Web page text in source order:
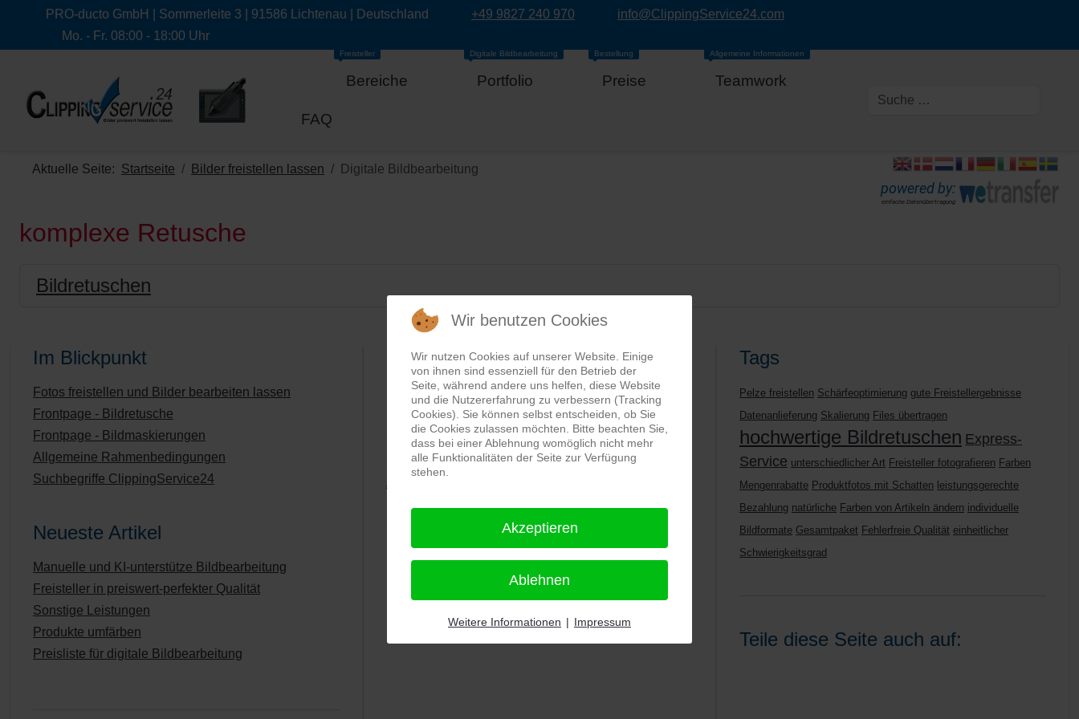
PRO-ducto GmbH | Sommerleite 3 | 91586 Lichtenau | Deutschland +49 9827 240 970
info@ClippingService24.com
Mo. - Fr. 08:00 - 18:00 Uhr
Bereiche
Freisteller
Portfolio
Digitale Bildbearbeitung
Preise
Bestellung
Teamwork
Allgemeine Informationen
FAQ
Aktuelle Seite: Startseite Bilder freistellen lassen Digitale Bildbearbeitung
powered by:
einfache Datenübertragung
komplexe Retusche
Bildretuschen
Im Blickpunkt
Fotos freistellen und Bilder bearbeiten lassen
Frontpage - Bildretusche
Frontpage - Bildmaskierungen
Allgemeine Rahmenbedingungen
Suchbegriffe ClippingService24
Neueste Artikel
Manuelle und KI-unterstütze Bildbearbeitung
Freisteller in preiswert-perfekter Qualität
Sonstige Leistungen
Produkte umfärben
Preisliste für digitale Bildbearbeitung
PRO-ducto GmbH, Fotografie und Bildbearbeitung in
Lichtenau
⭐⭐⭐⭐⭐bei144 Google-Rezensionen (Stand
11.01.2026)
Tags
Pelze freistellen Schärfeoptimierung gute Freistellergebnisse
Datenanlieferung Skalierung Files übertragen
hochwertige Bildretuschen Express-
Service unterschiedlicher Art Freisteller fotografieren Farben
Mengenrabatte Produktfotos mit Schatten leistungsgerechte
Bezahlung natürliche Farben von Artikeln ändern individuelle
Bildformate Gesamtpaket Fehlerfreie Qualität einheitlicher
Schwierigkeitsgrad
Teile diese Seite auch auf:
Wir benutzen Cookies
Wir nutzen Cookies auf unserer Website. Einige
von ihnen sind essenziell für den Betrieb der
Seite, während andere uns helfen, diese Website
und die Nutzererfahrung zu verbessern (Tracking
Cookies). Sie können selbst entscheiden, ob Sie
die Cookies zulassen möchten. Bitte beachten Sie,
dass bei einer Ablehnung womöglich nicht mehr
alle Funktionalitäten der Seite zur Verfügung
stehen.
Akzeptieren
Ablehnen
Weitere Informationen | Impressum